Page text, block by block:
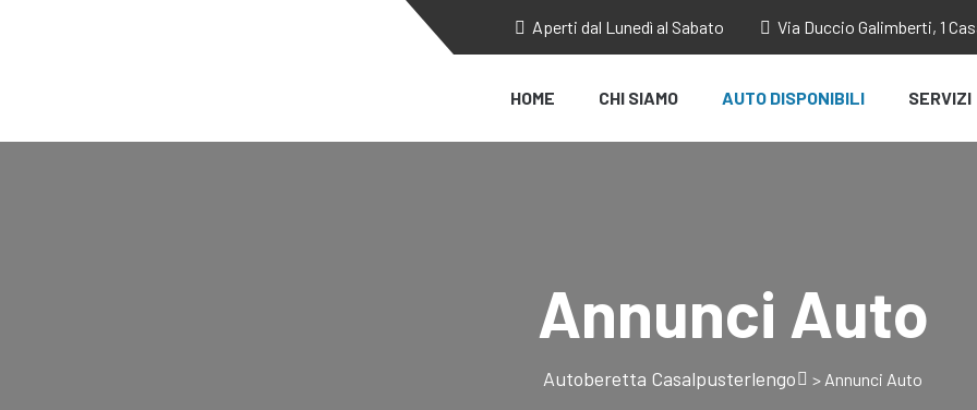
Aperti dal Lunedì al Sabato Via Duccio Galimberti, 1
HOME CHI SIAMO AUTO DISPONIBILI SERVIZI
Annunci Auto
Autoberetta Casalpusterlengo > Annunci Auto